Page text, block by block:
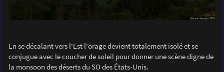
En se décalant vers l'Est l'orage devient totalement isolé et se
conjugue avec le coucher de soleil pour donner une scène digne de
la monsoon des déserts du SO des États-Unis.